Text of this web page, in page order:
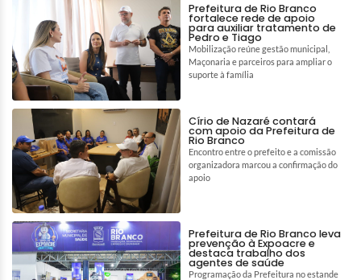
Prefeitura de Rio Branco
fortalece rede de apoio
para auxiliar tratamento de
Pedro e Tiago
Mobilização reúne gestão municipal,
Maçonaria e parceiros para ampliar o
suporte à família
Círio de Nazaré contará
com apoio da Prefeitura de
Rio Branco
Encontro entre o prefeito e a comissão
organizadora marcou a confirmação do
apoio
Prefeitura de Rio Branco leva
prevenção à Expoacre e
destaca trabalho dos
agentes de saúde
Programação da Prefeitura no estande